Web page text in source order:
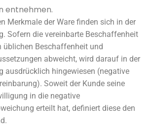
entnehmen.
Merkmale der Ware finden sich in der
Sofern die vereinbarte Beschaffenheit
üblichen Beschaffenheit und
abweicht, wird darauf in der
ausdrücklich hingewiesen (negative
Soweit der Kunde seine
in die negative
erteilt hat, definiert diese den